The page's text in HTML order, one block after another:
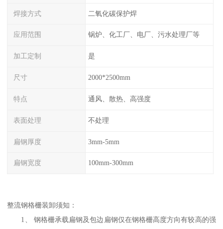
焊接方式 二氧化碳保护焊
应用范围 锅炉、化工厂、电厂、污水处理厂等
加工定制 是
尺寸 2000*2500mm
特点 通风、散热、高强度
表面处理 不处理
扁钢厚度 3mm-5mm
扁钢宽度 100mm-300mm
整流钢格栅装卸须知：
1、 钢格栅承载扁钢及包边扁钢仅在钢格栅高度方向有较高的强